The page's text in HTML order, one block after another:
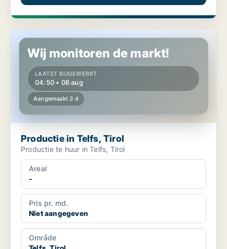
Productie in Telfs, Tirol
Wij monitoren de markt!
LAATST BIJGEWERKT
04:50 • 06 aug
Aangemaakt 3 d
Productie in Telfs, Tirol
Productie te huur in Telfs, Tirol
Areal
-
Pris pr. md.
Niet aangegeven
Område